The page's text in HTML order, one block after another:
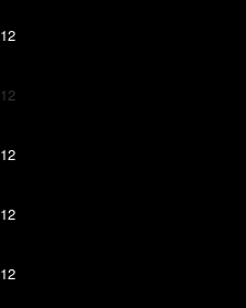
12
12
12
12
12